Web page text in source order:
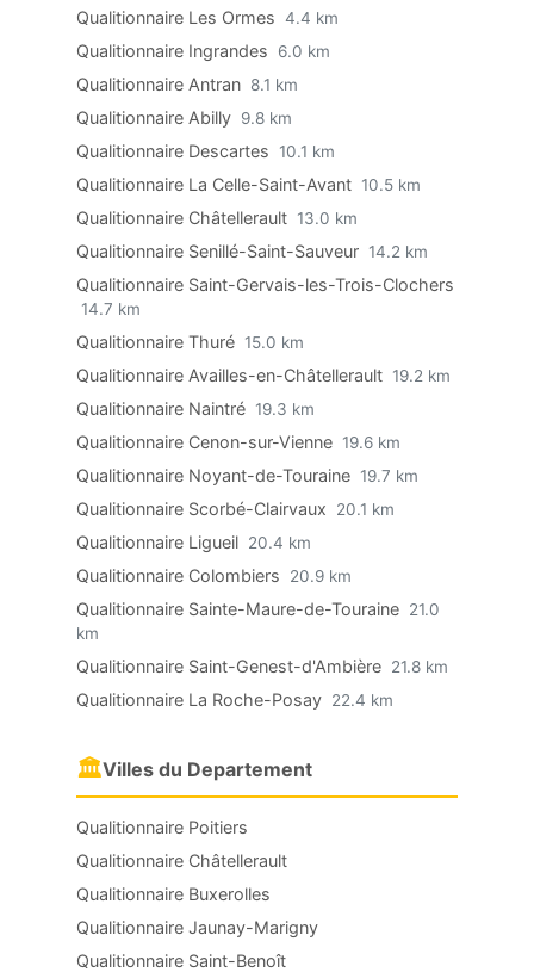
Qualitionnaire Les Ormes 4.4 km
Qualitionnaire Ingrandes 6.0 km
Qualitionnaire Antran 8.1 km
Qualitionnaire Abilly 9.8 km
Qualitionnaire Descartes 10.1 km
Qualitionnaire La Celle-Saint-Avant 10.5 km
Qualitionnaire Châtellerault 13.0 km
Qualitionnaire Senillé-Saint-Sauveur 14.2 km
Qualitionnaire Saint-Gervais-les-Trois-Clochers
14.7 km
Qualitionnaire Thuré 15.0 km
Qualitionnaire Availles-en-Châtellerault 19.2 km
Qualitionnaire Naintré 19.3 km
Qualitionnaire Cenon-sur-Vienne 19.6 km
Qualitionnaire Noyant-de-Touraine 19.7 km
Qualitionnaire Scorbé-Clairvaux 20.1 km
Qualitionnaire Ligueil 20.4 km
Qualitionnaire Colombiers 20.9 km
Qualitionnaire Sainte-Maure-de-Touraine 21.0
km
Qualitionnaire Saint-Genest-d'Ambière 21.8 km
Qualitionnaire La Roche-Posay 22.4 km
🏛Villes du Departement
Qualitionnaire Poitiers
Qualitionnaire Châtellerault
Qualitionnaire Buxerolles
Qualitionnaire Jaunay-Marigny
Qualitionnaire Saint-Benoît